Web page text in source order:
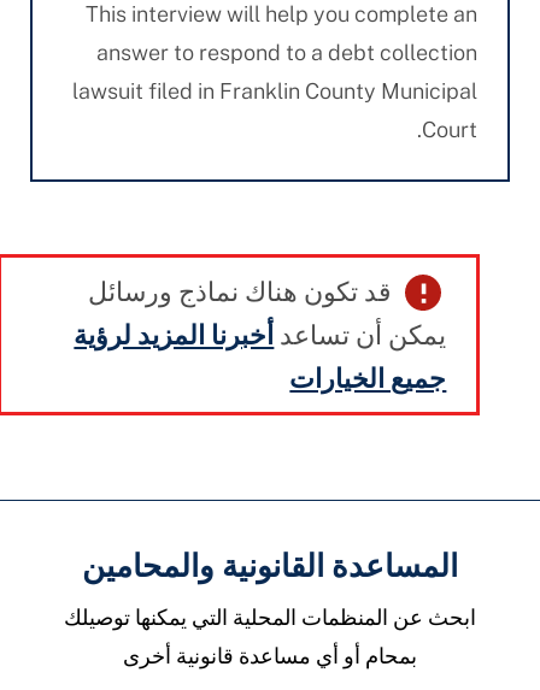
This interview will help you complete an
answer to respond to a debt collection
lawsuit filed in Franklin County Municipal
Court.
قد تكون هناك نماذج ورسائل
يمكن أن تساعدأخبرنا المزيد لرؤية
جميع الخيارات
المساعدة القانونية والمحامين
ابحث عن المنظمات المحلية التي يمكنها توصيلك
بمحام أو أي مساعدة قانونية أخرى